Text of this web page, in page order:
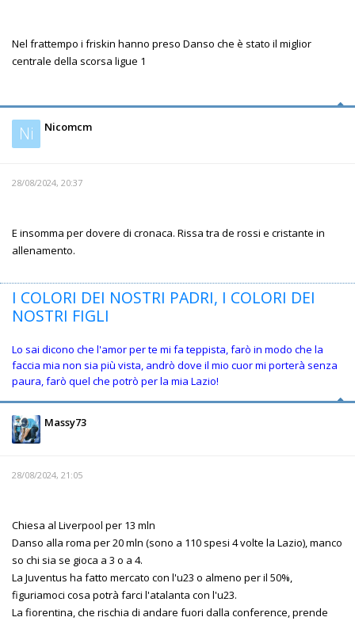
Nel frattempo i friskin hanno preso Danso che è stato il miglior
centrale della scorsa ligue 1
Ni Nicomcm
28/08/2024, 20:37
E insomma per dovere di cronaca. Rissa tra de rossi e cristante in
allenamento.
I COLORI DEI NOSTRI PADRI, I COLORI DEI
NOSTRI FIGLI
Lo sai dicono che l'amor per te mi fa teppista, farò in modo che la
faccia mia non sia più vista, andrò dove il mio cuor mi porterà senza
paura, farò quel che potrò per la mia Lazio!
Massy73
28/08/2024, 21:05
Chiesa al Liverpool per 13 mln
Danso alla roma per 20 mln (sono a 110 spesi 4 volte la Lazio), manco
so chi sia se gioca a 3 o a 4.
La Juventus ha fatto mercato con l'u23 o almeno per il 50%,
figuriamoci cosa potrà farci l'atalanta con l'u23.
La fiorentina, che rischia di andare fuori dalla conference, prende